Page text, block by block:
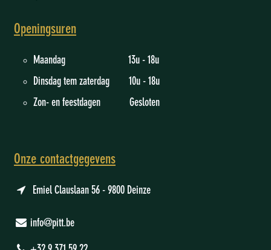
Openingsuren
Maandag 13u - 18u
Dinsdag tem zaterdag 10u - 18u
Zon- en feestdagen Gesloten
Onze contactgegevens
Emiel Clauslaan 56 - 9800 Deinze
info@pitt.be